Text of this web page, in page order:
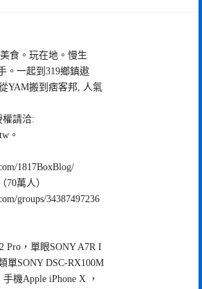
食。玩在地。慢生
。一起到319鄉鎮遨
YAM搬到痞客邦, 人氣
權請洽:
。
1817BoxBlog/
70萬人）
groups/34387497236
Pro，單眼SONY A7R I
單SONY DSC-RX100M
機Apple iPhone X ，